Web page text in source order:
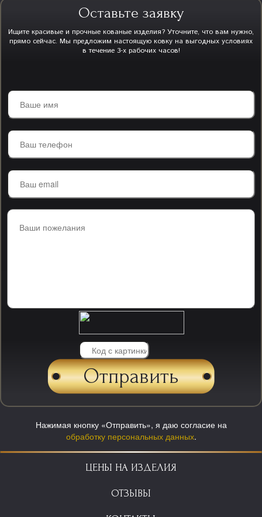
Оставьте заявку
Ищите красивые и прочные кованые изделия? Уточните, что вам нужно,
прямо сейчас. Мы предложим настоящую ковку на выгодных условиях
в течение 3-х рабочих часов!
Нажимая кнопку «Отправить», я даю согласие на
обработку персональных данных.
ЦЕНЫ НА ИЗДЕЛИЯ
ОТЗЫВЫ